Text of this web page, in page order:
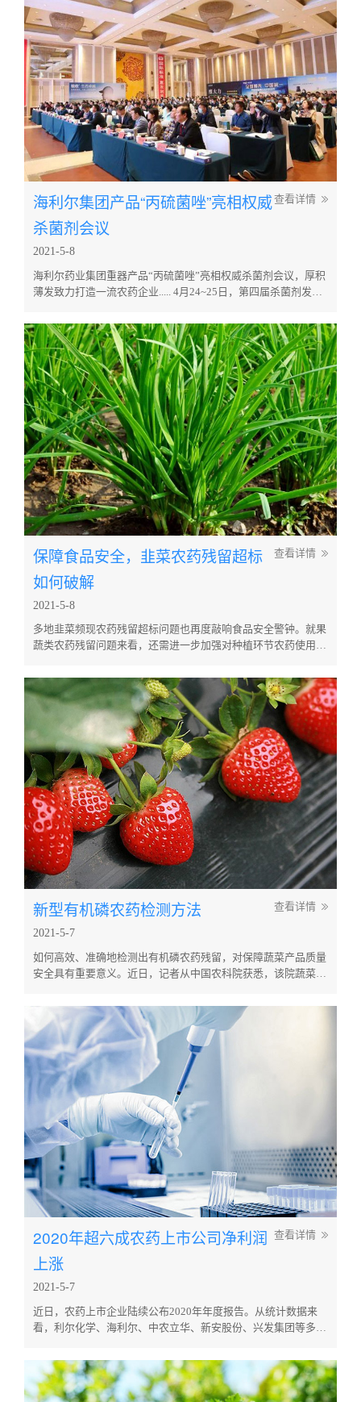
药经营许可...
查看详情
海利尔集团产品“丙硫菌唑”亮相权威
杀菌剂会议
2021-5-8
海利尔药业集团重器产品“丙硫菌唑”亮相权威杀菌剂会议，厚积
薄发致力打造一流农药企业..... 4月24~25日，第四届杀菌剂发展
尔药业集团股份有限公司，在本次会议上海利尔董事长葛尧伦先
生亲自出席，并且在开幕式上发表了致辞，对我国当前的杀菌剂
行业发展形势进行了深入分析，并对海利尔未来的发展进行了规
划...
查看详情
保障食品安全，韭菜农药残留超标
如何破解
2021-5-8
多地韭菜频现农药残留超标问题也再度敲响食品安全警钟。就果
蔬类农药残留问题来看，还需进一步加强对种植环节农药使用环
升果蔬食品安全性。 一直以来，韭菜特殊的香味使得其成为深
受人们喜爱的一种食材，在烧烤、饺子馅料、家常菜中都能常见
其身影。同时，韭菜还有着较高的营养价值和药用价值，例如含
有丰富的纤维素、维...
查看详情
新型有机磷农药检测方法
2021-5-7
如何高效、准确地检测出有机磷农药残留，对保障蔬菜产品质量
安全具有重要意义。近日，记者从中国农科院获悉，该院蔬菜花
法，并成功应用于蔬菜有机磷农药残留分析，相关研究成果发表
在《食品化学（Food Chemistry）》上。 据徐东辉研究员介绍，
有机磷农药对人体具有较高的毒性，在蔬菜上应用的...
查看详情
2020年超六成农药上市公司净利润
上涨
2021-5-7
近日，农药上市企业陆续公布2020年年度报告。从统计数据来
看，利尔化学、海利尔、中农立华、新安股份、兴发集团等多家
滑。 海利尔发布2020年年报称，报告期内公司实现营业收入
32.27亿元，同比增长30.83%；实现归母净利4.07亿元，同比增
长28.78%；实现扣非净利3.65亿元，同比...